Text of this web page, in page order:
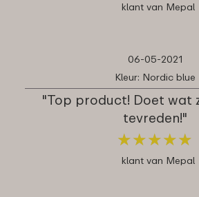
klant van Mepal
06-05-2021
Kleur: Nordic blue
"Top product! Doet wat
tevreden!"
★★★★★
★★★★★
klant van Mepal